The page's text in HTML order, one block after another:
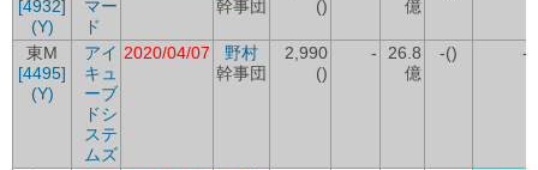
[4932]
(Y)
マー
ド
幹事団
()
億
東M
[4495]
(Y)
アイ
キュ
ーブ
ドシ
ステ
ムズ
2020/04/07
野村
幹事団
2,990
()
-
26.8
億
-() -